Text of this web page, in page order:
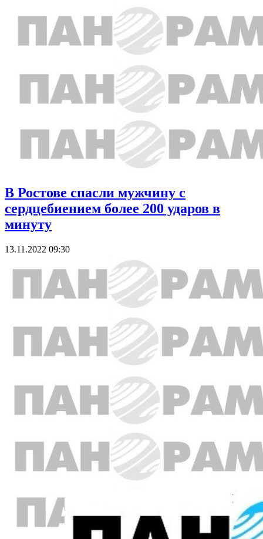
В Ростове спасли мужчину с
сердцебиением более 200 ударов в
минуту
13.11.2022 09:30